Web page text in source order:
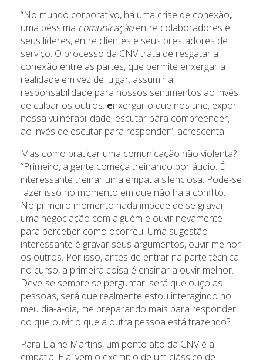
“No mundo corporativo, há uma crise de conexão,
uma péssima comunicaçãoentre colaboradores e
seus líderes, entre clientes e seus prestadores de
serviço. O processo da CNV trata de resgatar a
conexão entre as partes, que permite enxergar a
realidade em vez de julgar; assumir a
responsabilidade para nossos sentimentos ao invés
de culpar os outros; enxergar o que nos une, expor
nossa vulnerabilidade, escutar para compreender,
ao invés de escutar para responder”, acrescenta.
Mas como praticar uma comunicação não violenta?
“Primeiro, a gente começa treinando por áudio. É
interessante treinar uma empatia silenciosa. Pode-se
fazer isso no momento em que não haja conflito.
No primeiro momento nada impede de se gravar
uma negociação com alguém e ouvir novamente
para perceber como ocorreu. Uma sugestão
interessante é gravar seus argumentos, ouvir melhor
os outros. Por isso, antes de entrar na parte técnica
no curso, a primeira coisa é ensinar a ouvir melhor.
Deve-se sempre se perguntar: será que ouço as
pessoas, será que realmente estou interagindo no
meu dia-a-dia, me preparando mais para responder
do que ouvir o que a outra pessoa está trazendo?
Para Elaine Martins, um ponto alto da CNV é a
empatia. E aí vem o exemplo de um clássico de